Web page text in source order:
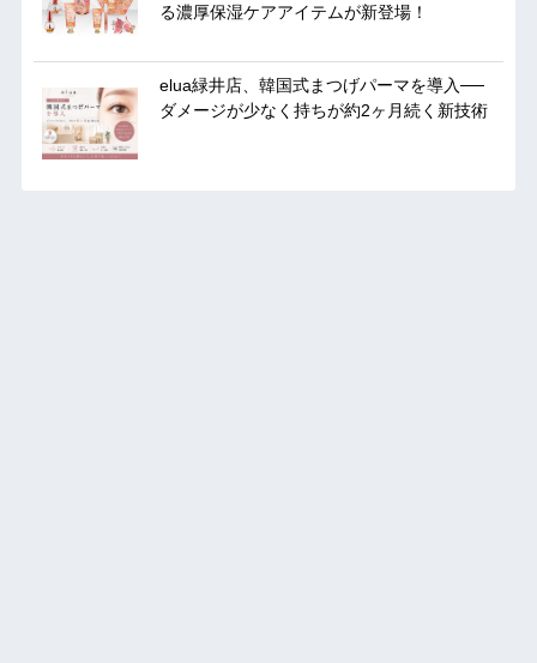
る濃厚保湿ケアアイテムが新登場！
elua緑井店、韓国式まつげパーマを導入──
ダメージが少なく持ちが約2ヶ月続く新技術